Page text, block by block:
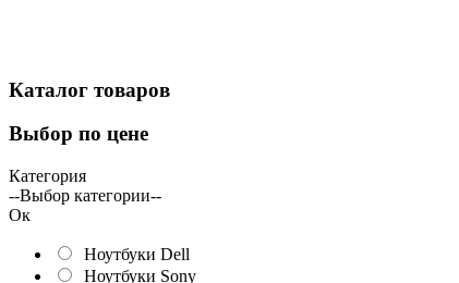
Каталог товаров
Выбор по цене
Категория
--Выбор категории--
Ок
Ноутбуки Dell
Ноутбуки Sony